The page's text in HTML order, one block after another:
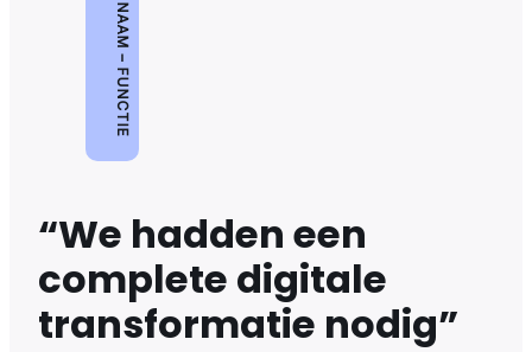
NAAM – FUNCTIE
“We hadden een
complete digitale
transformatie nodig”